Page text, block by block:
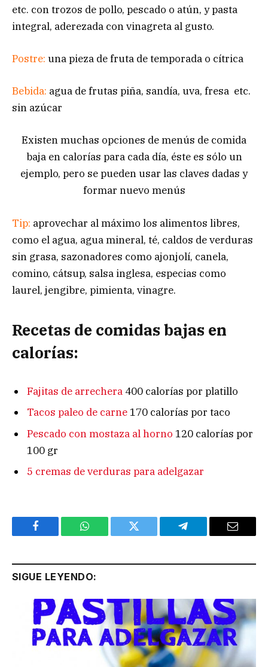
etc. con trozos de pollo, pescado o atún, y pasta
integral, aderezada con vinagreta al gusto.
Postre: una pieza de fruta de temporada o cítrica
Bebida: agua de frutas piña, sandía, uva, fresa etc.
sin azúcar
Existen muchas opciones de menús de comida
baja en calorías para cada día, éste es sólo un
ejemplo, pero se pueden usar las claves dadas y
formar nuevo menús
Tip: aprovechar al máximo los alimentos libres,
como el agua, agua mineral, té, caldos de verduras
sin grasa, sazonadores como ajonjolí, canela,
comino, cátsup, salsa inglesa, especias como
laurel, jengibre, pimienta, vinagre.
Recetas de comidas bajas en
calorías:
Fajitas de arrechera 400 calorías por platillo
Tacos paleo de carne170 calorías por taco
Pescado con mostaza al horno 120 calorías por
100 gr
5 cremas de verduras para adelgazar
Facebook WhatsApp Twitter Telegram Email
SIGUE LEYENDO: